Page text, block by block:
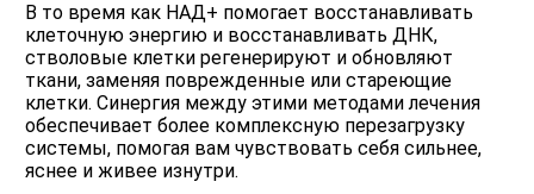
В то время как НАД+ помогает восстанавливать
клеточную энергию и восстанавливать ДНК,
стволовые клетки регенерируют и обновляют
ткани, заменяя поврежденные или стареющие
клетки. Синергия между этими методами лечения
обеспечивает более комплексную перезагрузку
системы, помогая вам чувствовать себя сильнее,
яснее и живее изнутри.